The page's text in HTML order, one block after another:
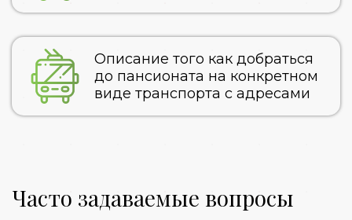
Описание того как добраться
до пансионата на конкретном
виде транспорта с адресами
Часто задаваемые вопросы